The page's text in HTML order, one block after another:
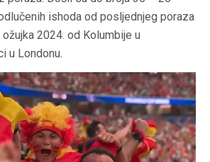
ishoda od posljednjeg poraza
2024. od Kolumbije u
u Londonu.